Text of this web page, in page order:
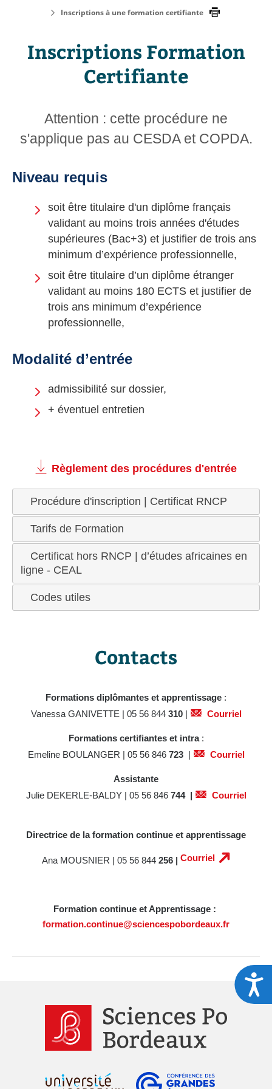
Inscriptions à une formation certifiante
Inscriptions Formation
Certifiante
Attention : cette procédure ne
s'applique pas au CESDA et COPDA.
Niveau requis
soit être titulaire d'un diplôme français
validant au moins trois années d'études
supérieures (Bac+3) et justifier de trois ans
minimum d’expérience professionnelle,
soit être titulaire d’un diplôme étranger
validant au moins 180 ECTS et justifier de
trois ans minimum d’expérience
professionnelle,
Modalité d’entrée
admissibilité sur dossier,
+ éventuel entretien
Règlement des procédures d'entrée
Procédure d'inscription | Certificat RNCP
Tarifs de Formation
Certificat hors RNCP | d’études africaines en
ligne - CEAL
Codes utiles
Contacts
Formations diplômantes et apprentissage :
Vanessa GANIVETTE | 05 56 844 310| Courriel
Formations certifiantes et intra :
Emeline BOULANGER | 05 56 846 723 | Courriel
Assistante
Julie DEKERLE-BALDY | 05 56 846 744 | Courriel
Directrice de la formation continue et apprentissage
Ana MOUSNIER | 05 56 844 256 | Courriel
Formation continue et Apprentissage :
formation.continue@sciencespobordeaux.fr